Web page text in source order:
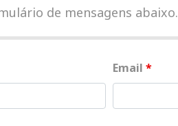
de mensagens abaixo.
Email *